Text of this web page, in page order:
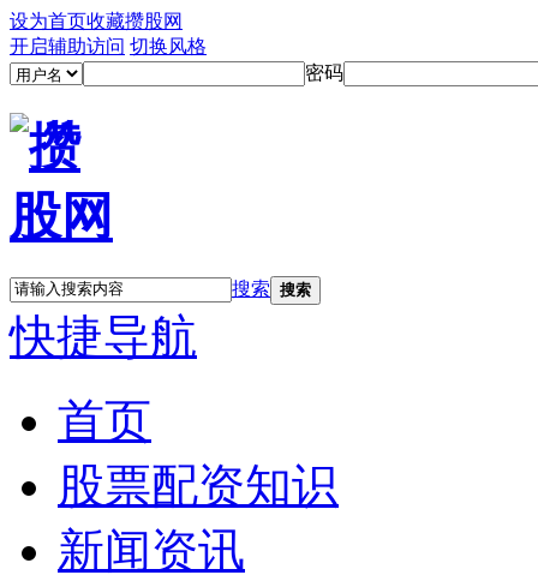
设为首页收藏攒股网
开启辅助访问 切换风格
密码
搜索 搜索
快捷导航
首页
股票配资知识
新闻资讯